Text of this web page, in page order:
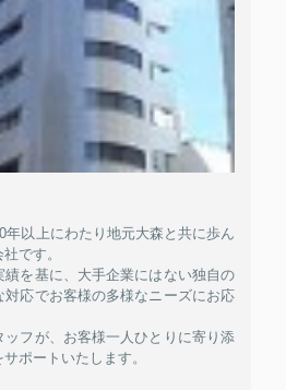
年以上にわたり地元大森と共に歩ん
です。
を基に、大手企業にはない独自の
応でお客様の多様なニーズにお応
フが、お客様一人ひとりに寄り添
ポートいたします。